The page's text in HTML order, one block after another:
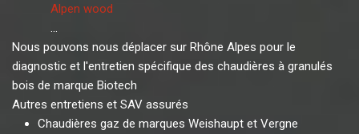
Alpen wood
...
Nous pouvons nous déplacer sur Rhône Alpes pour le
diagnostic et l'entretien spécifique des chaudières à granulés
bois de marque Biotech
Autres entretiens et SAV assurés
Chaudières gaz de marques Weishaupt et Vergne